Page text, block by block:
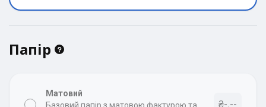
Папір
Матовий
₴-.--